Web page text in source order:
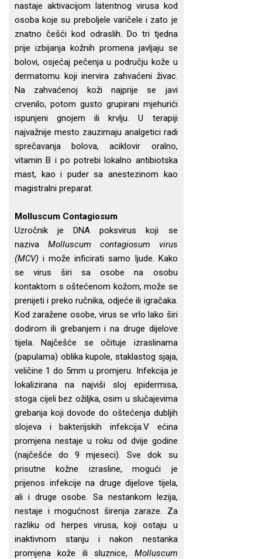
nastaje aktivacijom latentnog virusa kod
osoba koje su preboljele varičele i zato je
znatno češći kod odraslih. Do tri tjedna
prije izbijanja kožnih promena javljaju se
bolovi, osjećaj pečenja u području kože u
dermatomu koji inervira zahvaćeni živac.
Na zahvaćenoj koži najprije se javi
crvenilo, potom gusto grupirani mjehurići
ispunjeni gnojem ili krvlju. U terapiji
najvažnije mesto zauzimaju analgetici radi
sprečavanja bolova, aciklovir oralno,
vitamin B i po potrebi lokalno antibiotska
mast, kao i puder sa anestezinom kao
magistralni preparat.
Molluscum Contagiosum
Uzročnik je DNA poksvirus koji se
naziva Molluscum contagiosum virus
(MCV)i može inficirati samo ljude. Kako
se virus širi sa osobe na osobu
kontaktom s oštećenom kožom, može se
prenijeti i preko ručnika, odjeće ili igračaka.
Kod zaražene osobe, virus se vrlo lako širi
dodirom ili grebanjem i na druge dijelove
tijela. Najčešće se očituje izraslinama
(papulama) oblika kupole, staklastog sjaja,
veličine 1 do 5mm u promjeru. Infekcija je
lokalizirana na najviši sloj epidermisa,
stoga cijeli bez ožiljka, osim u slučajevima
grebanja koji dovode do oštećenja dubljih
slojeva i bakterijskih infekcija.V ećina
promjena nestaje u roku od dvije godine
(najčešće do 9 mjeseci). Sve dok su
prisutne kožne izrasline, mogući je
prijenos infekcije na druge dijelove tijela,
ali i druge osobe. Sa nestankom lezija,
nestaje i mogućnost širenja zaraze. Za
razliku od herpes virusa, koji ostaju u
inaktivnom stanju i nakon nestanka
promjena kože ili sluznice, Molluscum